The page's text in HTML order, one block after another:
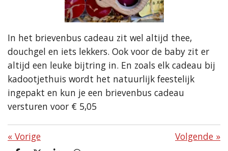
In het brievenbus cadeau zit wel altijd thee,
douchgel en iets lekkers. Ook voor de baby zit er
altijd een leuke bijtring in. En zoals elk cadeau bij
kadootjethuis wordt het natuurlijk feestelijk
ingepakt en kun je een brievenbus cadeau
versturen voor € 5,05
« Vorige Volgende »